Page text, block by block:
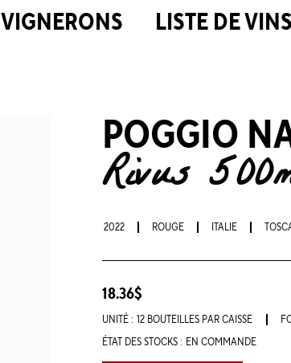
VIGNERONS LISTE DE VINS
POGGIO
Rivus
2022 ROUGE ITALIE
18.36$
UNITÉ : 12 BOUTEILLES PAR CAISSE
ÉTAT DES STOCKS : EN COMMANDE